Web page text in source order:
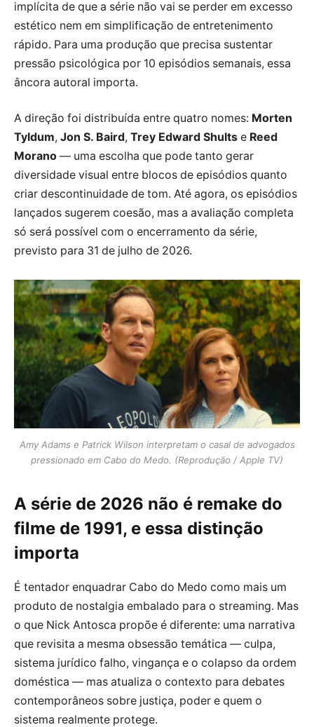
implícita de que a série não vai se perder em excesso
estético nem em simplificação de entretenimento
rápido. Para uma produção que precisa sustentar
pressão psicológica por 10 episódios semanais, essa
âncora autoral importa.
A direção foi distribuída entre quatro nomes: Morten
Tyldum, Jon S. Baird, Trey Edward Shults e Reed
Morano — uma escolha que pode tanto gerar
diversidade visual entre blocos de episódios quanto
criar descontinuidade de tom. Até agora, os episódios
lançados sugerem coesão, mas a avaliação completa
só será possível com o encerramento da série,
previsto para 31 de julho de 2026.
Amy Adams e Patrick Wilson interpretam o casal de advogados
pressionado em Cabo do Medo. (Reprodução / Apple TV)
A série de 2026 não é remake do
filme de 1991, e essa distinção
importa
É tentador enquadrar Cabo do Medo como mais um
produto de nostalgia embalado para o streaming. Mas
o que Nick Antosca propõe é diferente: uma narrativa
que revisita a mesma obsessão temática — culpa,
sistema jurídico falho, vingança e o colapso da ordem
doméstica — mas atualiza o contexto para debates
contemporâneos sobre justiça, poder e quem o
sistema realmente protege.